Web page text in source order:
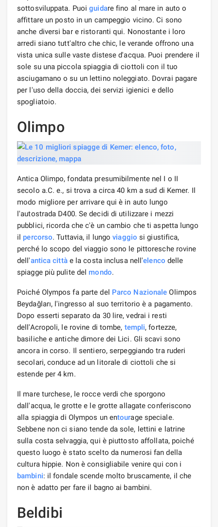
sottosviluppata. Puoiguidare fino al mare in auto o
affittare un posto in un campeggio vicino. Ci sono
anche diversi bar e ristoranti qui. Nonostante i loro
arredi siano tutt'altro che chic, le verande offrono una
vista unica sulle vaste distese d'acqua. Puoi prendere il
sole su una piccola spiaggia di ciottoli con il tuo
asciugamano o su un lettino noleggiato. Dovrai pagare
per l'uso della doccia, dei servizi igienici e dello
spogliatoio.
Olimpo
Antica Olimpo, fondata presumibilmente nel I o II
secolo a.C. e., si trova a circa 40 km a sud di Kemer. Il
modo migliore per arrivare qui è in auto lungo
l'autostrada D400. Se decidi di utilizzare i mezzi
pubblici, ricorda che c'è un cambio che ti aspetta lungo
il percorso. Tuttavia, il lungoviaggio si giustifica,
perché lo scopo del viaggio sono le pittoresche rovine
dell'antica cittàe la costa inclusa nell'elenco delle
spiagge più pulite del mondo.
Poiché Olympos fa parte del Parco Nazionale Olimpos
Beydağları, l'ingresso al suo territorio è a pagamento.
Dopo esserti separato da 30 lire, vedrai i resti
dell'Acropoli, le rovine di tombe, templi, fortezze,
basiliche e antiche dimore dei Lici. Gli scavi sono
ancora in corso. Il sentiero, serpeggiando tra ruderi
secolari, conduce ad un litorale di ciottoli che si
estende per 4 km.
Il mare turchese, le rocce verdi che sporgono
dall'acqua, le grotte e le grotte allagate conferiscono
alla spiaggia di Olympos un entourage speciale.
Sebbene non ci siano tende da sole, lettini e latrine
sulla costa selvaggia, qui è piuttosto affollata, poiché
questo luogo è stato scelto da numerosi fan della
cultura hippie. Non è consigliabile venire qui con i
bambini: il fondale scende molto bruscamente, il che
non è adatto per fare il bagno ai bambini.
Beldibi